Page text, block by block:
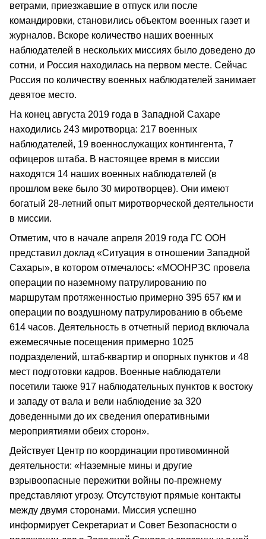
ветрами, приезжавшие в отпуск или после
командировки, становились объектом военных газет и
журналов. Вскоре количество наших военных
наблюдателей в нескольких миссиях было доведено до
сотни, и Россия находилась на первом месте. Сейчас
Россия по количеству военных наблюдателей занимает
девятое место.
На конец августа 2019 года в Западной Сахаре
находились 243 миротворца: 217 военных
наблюдателей, 19 военнослужащих контингента, 7
офицеров штаба. В настоящее время в миссии
находятся 14 наших военных наблюдателей (в
прошлом веке было 30 миротворцев). Они имеют
богатый 28‑летний опыт миротворческой деятельности
в миссии.
Отметим, что в начале апреля 2019 года ГС ООН
представил доклад «Ситуация в отношении Западной
Сахары», в котором отмечалось: «МООНРЗС провела
операции по наземному патрулированию по
маршрутам протяженностью примерно 395 657 км и
операции по воздушному патрулированию в объеме
614 часов. Деятельность в отчетный период включала
ежемесячные посещения примерно 1025
подразделений, штаб‑квартир и опорных пунктов и 48
мест подготовки кадров. Военные наблюдатели
посетили также 917 наблюдательных пунктов к востоку
и западу от вала и вели наблюдение за 320
доведенными до их сведения оперативными
мероприятиями обеих сторон».
Действует Центр по координации противоминной
деятельности: «Наземные мины и другие
взрывоопасные пережитки войны по‑прежнему
представляют угрозу. Отсутствуют прямые контакты
между двумя сторонами. Миссия успешно
информирует Секретариат и Совет Безопасности о